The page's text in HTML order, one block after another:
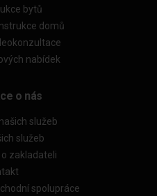
bytů
domů
nabídek
o nás
služeb
služeb
zakladateli
spolupráce